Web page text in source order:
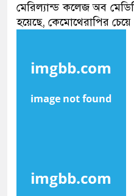
মেরিল্যান্ড কলেজ অব
হয়েছে, কেমোথেরাপির